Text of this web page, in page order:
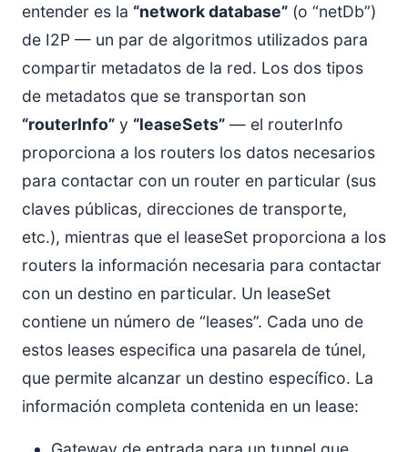
entender es la “network database” (o “netDb”)
de I2P — un par de algoritmos utilizados para
compartir metadatos de la red. Los dos tipos
de metadatos que se transportan son
“routerInfo” y “leaseSets” — el routerInfo
proporciona a los routers los datos necesarios
para contactar con un router en particular (sus
claves públicas, direcciones de transporte,
etc.), mientras que el leaseSet proporciona a los
routers la información necesaria para contactar
con un destino en particular. Un leaseSet
contiene un número de “leases”. Cada uno de
estos leases especifica una pasarela de túnel,
que permite alcanzar un destino específico. La
información completa contenida en un lease: